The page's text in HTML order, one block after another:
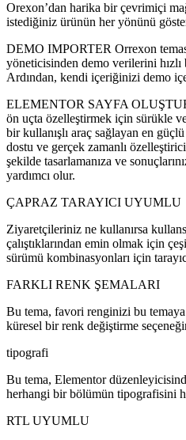
Orexon’dan harika bir çevrimiçi
istediğiniz ürünün her yönünü
DEMO IMPORTER Orrexon
yöneticisinden demo verilerini
Ardından, kendi içeriğinizi demo
ELEMENTOR SAYFA
ön uçta özelleştirmek için sürükle
bir kullanışlı araç sağlayan en
dostu ve gerçek zamanlı
şekilde tasarlamanıza ve
yardımcı olur.
ÇAPRAZ TARAYICI UYUMLU
Ziyaretçileriniz ne kullanırsa
çalıştıklarından emin olmak için
sürümü kombinasyonları için
FARKLI RENK ŞEMALARI
Bu tema, favori renginizi bu
küresel bir renk değiştirme
tipografi
Bu tema, Elementor
herhangi bir bölümün tipografisini
RTL UYUMLU